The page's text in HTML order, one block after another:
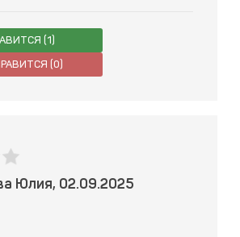
(1)
(0)
Юлия, 02.09.2025